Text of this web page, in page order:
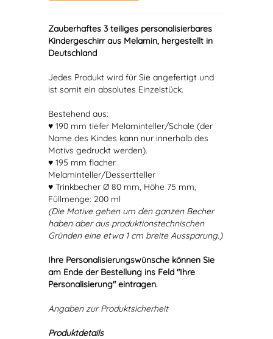
Zauberhaftes 3 teiliges personalisierbares
Kindergeschirr aus Melamin, hergestellt in
Deutschland
Jedes Produkt wird für Sie angefertigt und
ist somit ein absolutes Einzelstück.
Bestehend aus:
♥ 190 mm tiefer Melaminteller/Schale (der
Name des Kindes kann nur innerhalb des
Motivs gedruckt werden).
♥ 195 mm flacher
Melaminteller/Dessertteller
♥ Trinkbecher Ø 80 mm, Höhe 75 mm,
Füllmenge: 200 ml
(Die Motive gehen um den ganzen Becher
haben aber aus produktionstechnischen
Gründen eine etwa 1 cm breite Aussparung.)
Ihre Personalisierungswünsche können Sie
am Ende der Bestellung ins Feld "Ihre
Personalisierung" eintragen.
Angaben zur Produktsicherheit
Produktdetails